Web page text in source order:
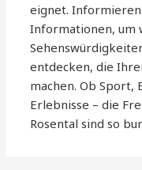
eignet. Informieren
Informationen, um
entdecken, die
machen. Ob Sport,
Erlebnisse – die
Rosental sind so